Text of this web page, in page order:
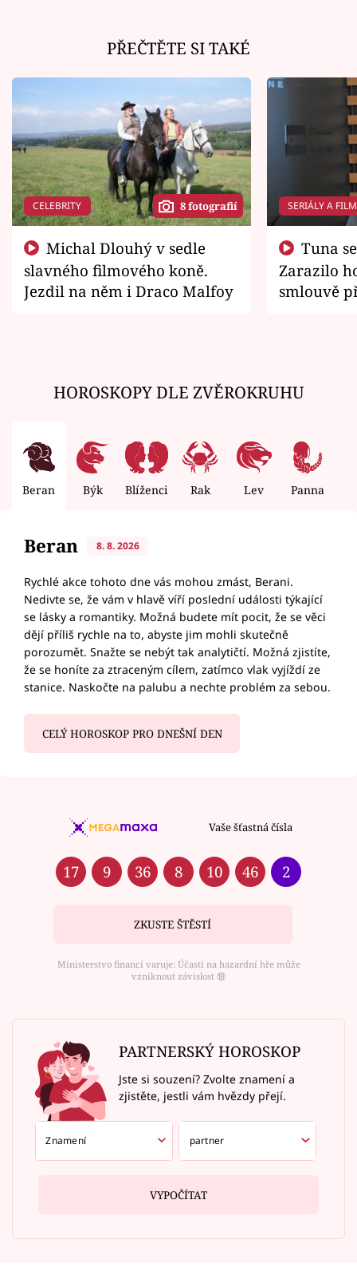
PŘEČTĚTE SI TAKÉ
CELEBRITY 8 fotografií
slavného filmového koně.
Jezdil na něm i Draco Malfoy
SERIÁLY A
Zarazilo
smlouvě
HOROSKOPY DLE ZVĚROKRUHU
Beran Býk Blíženci Rak Lev Panna
Beran 8. 8. 2026
Rychlé akce tohoto dne vás mohou zmást, Berani.
Nedivte se, že vám v hlavě víří poslední události týkající
se lásky a romantiky. Možná budete mít pocit, že se věci
dějí příliš rychle na to, abyste jim mohli skutečně
porozumět. Snažte se nebýt tak analytičtí. Možná zjistíte,
že se honíte za ztraceným cílem, zatímco vlak vyjíždí ze
stanice. Naskočte na palubu a nechte problém za sebou.
CELÝ HOROSKOP PRO DNEŠNÍ DEN
Vaše šťastná čísla
17 9 36 8 10 46 2
ZKUSTE ŠTĚSTÍ
Ministerstvo financí varuje: Účastí na hazardní hře může
vzniknout závislost ⑱
PARTNERSKÝ HOROSKOP
Jste si souzení? Zvolte znamení a
zjistěte, jestli vám hvězdy přejí.
VYPOČÍTAT